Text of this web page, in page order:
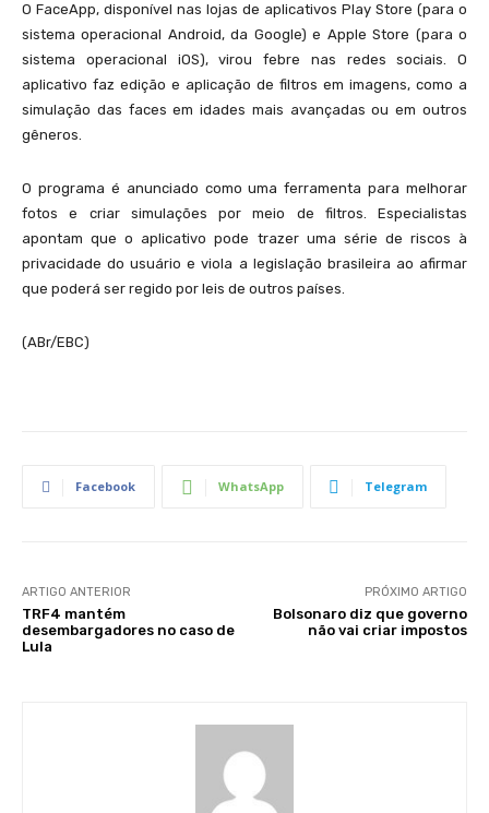
O FaceApp, disponível nas lojas de aplicativos Play Store (para o
sistema operacional Android, da Google) e Apple Store (para o
sistema operacional iOS), virou febre nas redes sociais. O
aplicativo faz edição e aplicação de filtros em imagens, como a
simulação das faces em idades mais avançadas ou em outros
gêneros.
O programa é anunciado como uma ferramenta para melhorar
fotos e criar simulações por meio de filtros. Especialistas
apontam que o aplicativo pode trazer uma série de riscos à
privacidade do usuário e viola a legislação brasileira ao afirmar
que poderá ser regido por leis de outros países.
(ABr/EBC)
Facebook WhatsApp Telegram
ARTIGO ANTERIOR
TRF4 mantém
desembargadores no caso de
Lula
PRÓXIMO ARTIGO
Bolsonaro diz que governo
não vai criar impostos